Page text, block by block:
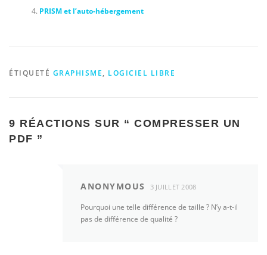
PRISM et l’auto-hébergement
ÉTIQUETÉ GRAPHISME, LOGICIEL LIBRE
9 RÉACTIONS SUR “ COMPRESSER UN
PDF ”
ANONYMOUS 3 JUILLET 2008
Pourquoi une telle différence de taille ? N’y a-t-il
pas de différence de qualité ?